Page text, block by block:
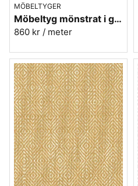
MÖBELTYGER
Möbeltyg mönstrat i gul och guld - Krusmynta nr.10
860 kr / meter